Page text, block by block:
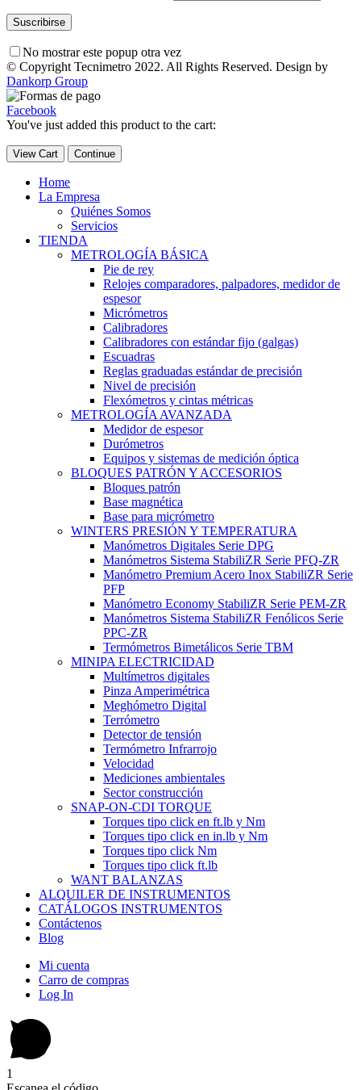
No mostrar este popup otra vez
© Copyright Tecnimetro 2022. All Rights Reserved. Design by
Dankorp Group
Facebook
You've just added this product to the cart:
View Cart Continue
Home
La Empresa
Quiénes Somos
Servicios
TIENDA
METROLOGÍA BÁSICA
Pie de rey
Relojes comparadores, palpadores, medidor de
espesor
Micrómetros
Calibradores
Calibradores con estándar fijo (galgas)
Escuadras
Reglas graduadas estándar de precisión
Nivel de precisión
Flexómetros y cintas métricas
METROLOGÍA AVANZADA
Medidor de espesor
Durómetros
Equipos y sistemas de medición óptica
BLOQUES PATRÓN Y ACCESORIOS
Bloques patrón
Base magnética
Base para micrómetro
WINTERS PRESIÓN Y TEMPERATURA
Manómetros Digitales Serie DPG
Manómetros Sistema StabiliZR Serie PFQ-ZR
Manómetro Premium Acero Inox StabiliZR Serie
PFP
Manómetro Economy StabiliZR Serie PEM-ZR
Manómetros Sistema StabiliZR Fenólicos Serie
PPC-ZR
Termómetros Bimetálicos Serie TBM
MINIPA ELECTRICIDAD
Multímetros digitales
Pinza Amperimétrica
Meghómetro Digital
Terrómetro
Detector de tensión
Termómetro Infrarrojo
Velocidad
Mediciones ambientales
Sector construcción
SNAP-ON-CDI TORQUE
Torques tipo click en ft.lb y Nm
Torques tipo click en in.lb y Nm
Torques tipo click Nm
Torques tipo click ft.lb
WANT BALANZAS
ALQUILER DE INSTRUMENTOS
CATÁLOGOS INSTRUMENTOS
Contáctenos
Blog
Mi cuenta
Carro de compras
Log In
1